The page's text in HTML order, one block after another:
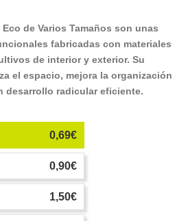
de Varios Tamaños son unas
fabricadas con materiales
de interior y exterior. Su
el espacio, mejora la organización
desarrollo radicular eficiente.
0,69€
0,90€
1,50€